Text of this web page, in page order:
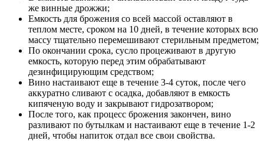
же винные дрожжи;
Емкость для брожения со всей массой оставляют в
теплом месте, сроком на 10 дней, в течение которых всю
массу тщательно перемешивают стерильным предметом;
По окончании срока, сусло процеживают в другую
емкость, которую перед этим обрабатывают
дезинфицирующим средством;
Вино настаивают еще в течение 3-4 суток, после чего
аккуратно сливают с осадка, добавляют в емкость
кипяченую воду и закрывают гидрозатвором;
После того, как процесс брожения закончен, вино
разливают по бутылкам и настаивают еще в течение 1-2
дней, чтобы напиток отдал все свои свойства.